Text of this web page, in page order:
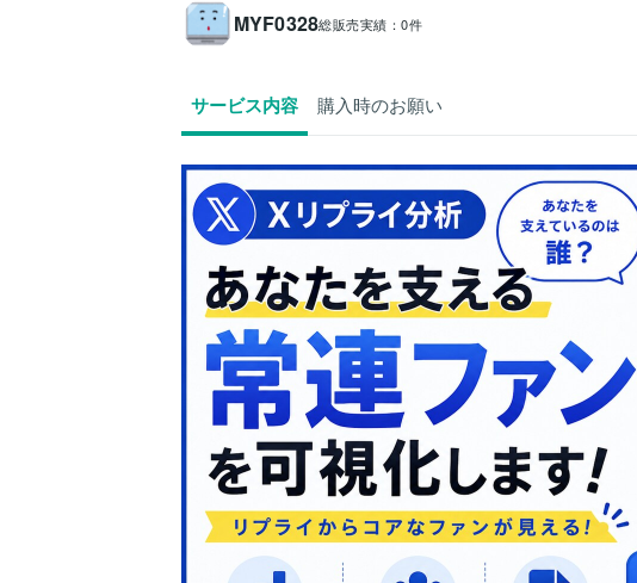
MYF0328総販売実績：0件
サービス内容 購入時のお願い